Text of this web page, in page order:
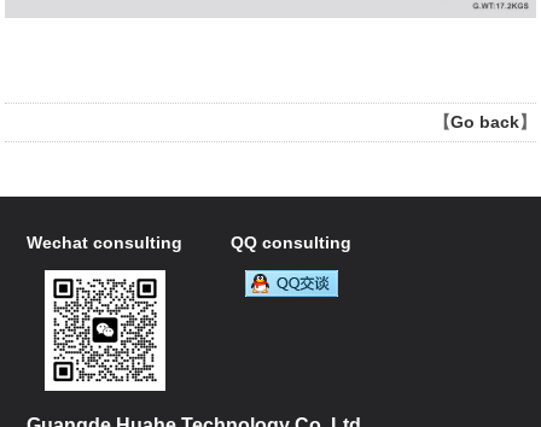
【Go back】
Wechat consulting QQ consulting